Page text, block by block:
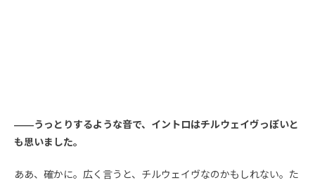
――うっとりするような音で、イントロはチルウェイヴっぽいと
も思いました。
ああ、確かに。広く言うと、チルウェイヴなのかもしれない。た